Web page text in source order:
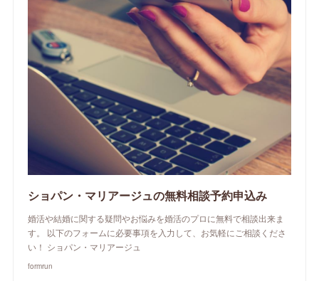
ショパン・マリアージュの無料相談予約申込み
婚活や結婚に関する疑問やお悩みを婚活のプロに無料で相談出来ま
す。 以下のフォームに必要事項を入力して、お気軽にご相談くださ
い！ ショパン・マリアージュ
formrun